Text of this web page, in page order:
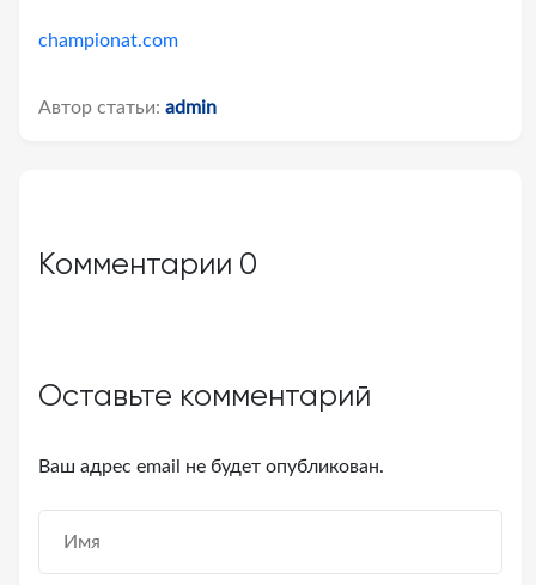
championat.com
Автор статьи: admin
Комментарии 0
Оставьте комментарий
Ваш адрес email не будет опубликован.